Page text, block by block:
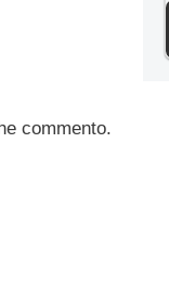
commento.